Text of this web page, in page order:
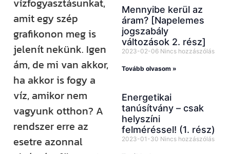
amit egy szép
grafikonon meg is
jelenít nekünk. Igen
ám, de mi van akkor,
ha akkor is fogy a
víz, amikor nem
vagyunk otthon? A
rendszer erre az
esetre azonnal
Mennyibe kerül az
áram? [Napelemes
jogszabály
változások 2. rész]
2023-02-06 Nincs hozzászólás
Tovább olvasom »
Energetikai
tanúsítvány – csak
helyszíni
felméréssel! (1. rész)
2023-01-30 Nincs hozzászólás